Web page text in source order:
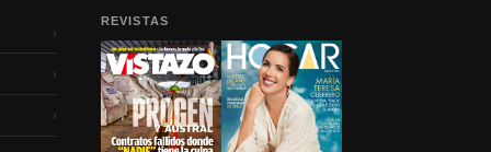
›
›
›
REVISTAS